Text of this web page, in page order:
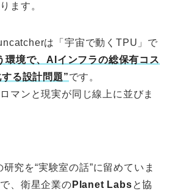
ます。
は「宇宙で動くTPU」で
環境で、AIインフラの総保有コス
る設計問題”です。
マンと現実が同じ線上に並びま
究を“実験室の話”に留めていま
、衛星企業の Planet Labsと協